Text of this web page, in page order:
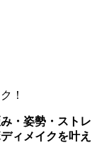
！
・姿勢・ストレ
ィメイクを叶え